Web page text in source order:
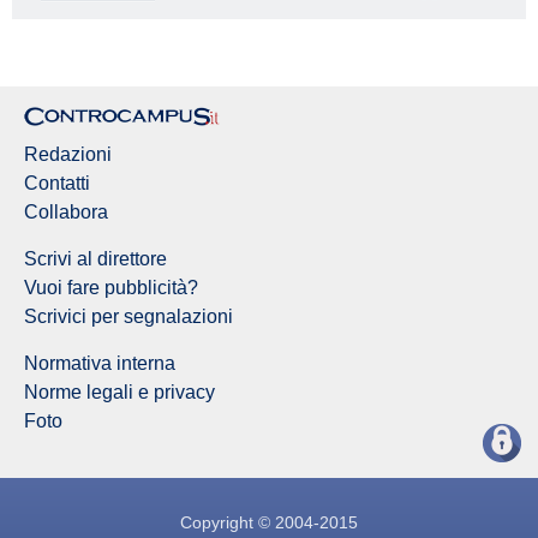
Redazioni
Contatti
Collabora
Scrivi al direttore
Vuoi fare pubblicità?
Scrivici per segnalazioni
Normativa interna
Norme legali e privacy
Foto
Copyright © 2004-2015